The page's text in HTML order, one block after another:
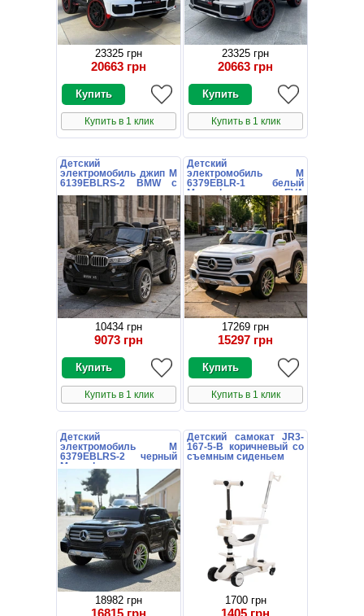
23325 грн
20663 грн
Купить в 1 клик
23325 грн
20663 грн
Купить в 1 клик
Детский
электромобиль джип M
6139EBLRS-2 BMW с
кожаным сиденьем
10434 грн
9073 грн
Купить в 1 клик
Детский
электромобиль M
6379EBLR-1 белый
Mercedes с EVA
колесами
17269 грн
15297 грн
Купить в 1 клик
Детский
электромобиль M
6379EBLRS-2 черный
Mercedes в
автопокраске
18982 грн
16815 грн
Детский самокат JR3-
167-5-B коричневый со
съемным сиденьем
1700 грн
1405 грн